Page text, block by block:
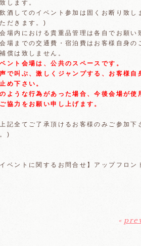
します。
酒してのイベント参加は固くお断り致
だきます。)
場内における貴重品管理は各自でお願い
場までの交通費・宿泊費はお客様自身
償は致しません。
ント会場は、公共のスペースです。
で叫ぶ、激しくジャンプする、お客様
め下さい。
ような行為があった場合、今後会場が
協力をお願い申し上げます。
記全てご了承頂けるお客様のみご参加下
)
ベントに関するお問合せ】アップフ
«